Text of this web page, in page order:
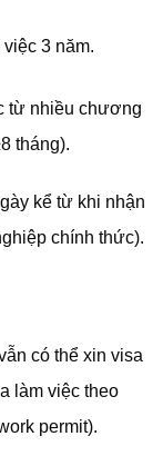
3 năm.
từ nhiều chương
tháng).
kể từ khi nhận
chính thức).
có thể xin visa
làm việc theo
permit).